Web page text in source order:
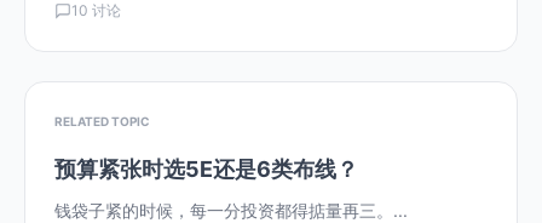
10 讨论
RELATED TOPIC
预算紧张时选5E还是6类布线？
钱袋子紧的时候，每一分投资都得掂量再三。...